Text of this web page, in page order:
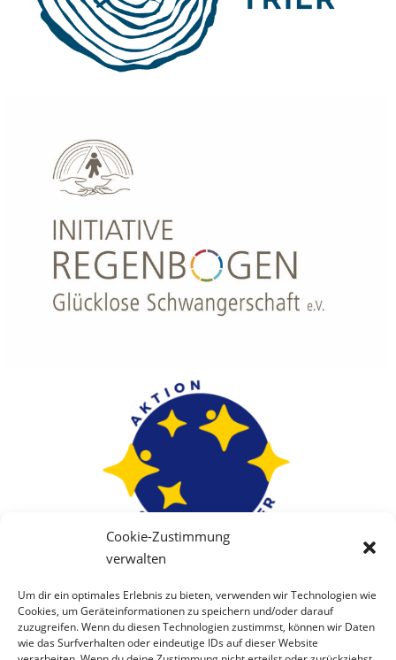
Cookie-Zustimmung
verwalten
Um dir ein optimales Erlebnis zu bieten, verwenden wir Technologien wie
Cookies, um Geräteinformationen zu speichern und/oder darauf
zuzugreifen. Wenn du diesen Technologien zustimmst, können wir Daten
wie das Surfverhalten oder eindeutige IDs auf dieser Website